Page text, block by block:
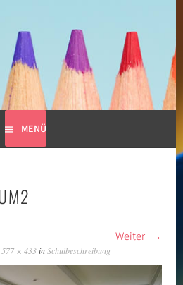
LIMESPARK
MENÜ
Weiter
577 × 433inSchulbeschreibung